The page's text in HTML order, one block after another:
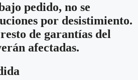
pedido, no se
por desistimiento.
de garantías del
afectadas.